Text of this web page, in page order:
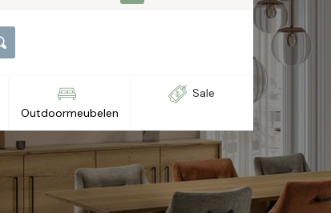
Outdoormeubelen
Sale